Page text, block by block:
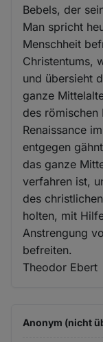
Bebels, der
Man spricht
Menschheit
Christentums,
und übersieht
ganze
des römischen
Renaissance
entgegen
das ganze
verfahren ist,
des
holten, mit
Anstrengung
befreiten.
Theodor Ebert
Anonym (nicht